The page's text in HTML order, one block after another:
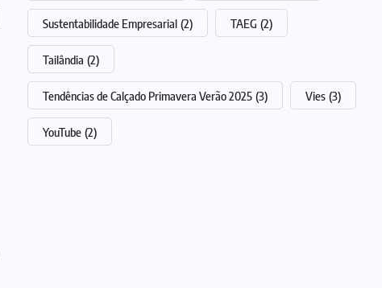
Sustentabilidade Empresarial (2) TAEG (2)
Tailândia (2)
Tendências de Calçado Primavera Verão 2025 (3) Vies (3)
YouTube (2)